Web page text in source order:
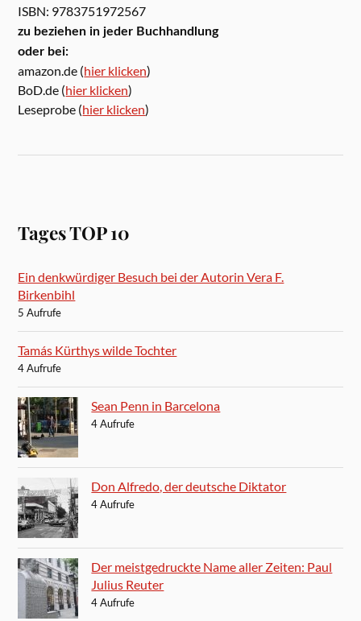
ISBN: 9783751972567
zu beziehen in jeder Buchhandlung
oder bei:
amazon.de (hier klicken)
BoD.de (hier klicken)
Leseprobe (hier klicken)
Tages TOP 10
Ein denkwürdiger Besuch bei der Autorin Vera F.
Birkenbihl
5 Aufrufe
Tamás Kürthys wilde Tochter
4 Aufrufe
Sean Penn in Barcelona
4 Aufrufe
Don Alfredo, der deutsche Diktator
4 Aufrufe
Der meistgedruckte Name aller Zeiten: Paul
Julius Reuter
4 Aufrufe